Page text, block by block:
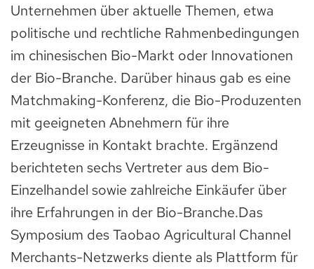
Unternehmen über aktuelle Themen, etwa
politische und rechtliche Rahmenbedingungen
im chinesischen Bio-Markt oder Innovationen
der Bio-Branche. Darüber hinaus gab es eine
Matchmaking-Konferenz, die Bio-Produzenten
mit geeigneten Abnehmern für ihre
Erzeugnisse in Kontakt brachte. Ergänzend
berichteten sechs Vertreter aus dem Bio-
Einzelhandel sowie zahlreiche Einkäufer über
ihre Erfahrungen in der Bio-Branche.Das
Symposium des Taobao Agricultural Channel
Merchants-Netzwerks diente als Plattform für